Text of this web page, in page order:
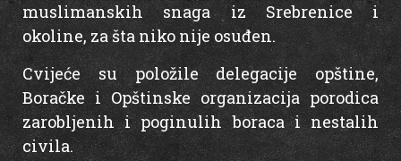
muslimanskih snaga iz Srebrenice i
okoline, za šta niko nije osuđen.
Cvijeće su položile delegacije opštine,
Boračke i Opštinske organizacija porodica
zarobljenih i poginulih boraca i nestalih
civila.